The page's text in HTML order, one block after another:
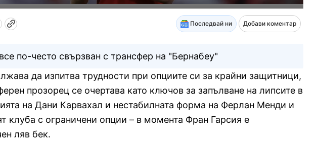
Последвай ни Добави коментар
по-често свързван с трансфер на "Бернабеу"
да изпитва трудности при опциите си за крайни защитници,
прозорец се очертава като ключов за запълване на липсите в
на Дани Карвахал и нестабилната форма на Ферлан Менди и
клуба с ограничени опции – в момента Фран Гарсия е
ляв бек.